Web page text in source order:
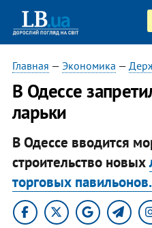
Главная — Экономика —
В Одессе
ларьки
В Одессе вводится
строительство новых
торговых павильонов.